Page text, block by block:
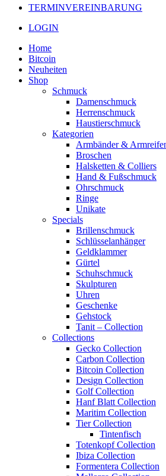
TERMINVEREINBARUNG
LOGIN
Home
Bitcoin
Neuheiten
Shop
Schmuck
Damenschmuck
Herrenschmuck
Haustierschmuck
Kategorien
Armbänder &
Broschen
Halsketten & Colliers
Hand & Fußschmuck
Ohrschmuck
Ringe
Unikate
Specials
Brillenschmuck
Schlüsselanhänger
Geldklammer
Gürtel
Schuhschmuck
Skulpturen
Uhren
Geschenke
Gehstock
Tanit – Collection
Collections
Gecko Collection
Carbon Collection
Bitcoin Collection
Design Collection
Golf Collection
Hanf Blatt Collection
Maritim Collection
Tier Collection
Tintenfisch
Totenkopf Collection
Ibiza Collection
Formentera Collection